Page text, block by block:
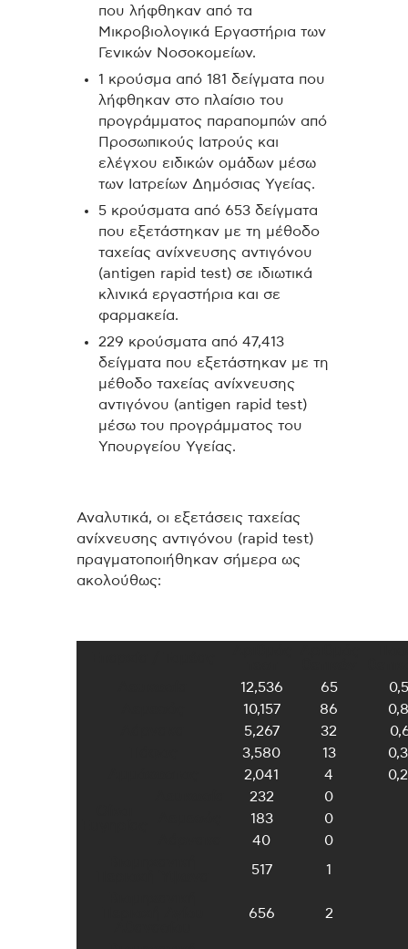
που λήφθηκαν από τα
Μικροβιολογικά Εργαστήρια των
Γενικών Νοσοκομείων.
1 κρούσμα από 181 δείγματα που
λήφθηκαν στο πλαίσιο του
προγράμματος παραπομπών από
Προσωπικούς Ιατρούς και
ελέγχου ειδικών ομάδων μέσω
των Ιατρείων Δημόσιας Υγείας.
5 κρούσματα από 653 δείγματα
που εξετάστηκαν με τη μέθοδο
ταχείας ανίχνευσης αντιγόνου
(antigen rapid test) σε ιδιωτικά
κλινικά εργαστήρια και σε
φαρμακεία.
229 κρούσματα από 47,413
δείγματα που εξετάστηκαν με τη
μέθοδο ταχείας ανίχνευσης
αντιγόνου (antigen rapid test)
μέσω του προγράμματος του
Υπουργείου Υγείας.
Αναλυτικά, οι εξετάσεις ταχείας
ανίχνευσης αντιγόνου (rapid test)
πραγματοποιήθηκαν σήμερα ως
ακολούθως:
12,536 65
10,157 86
5,267 32
3,580 13
2,041 4
232
0
183
0
40
0
517
1
656 2